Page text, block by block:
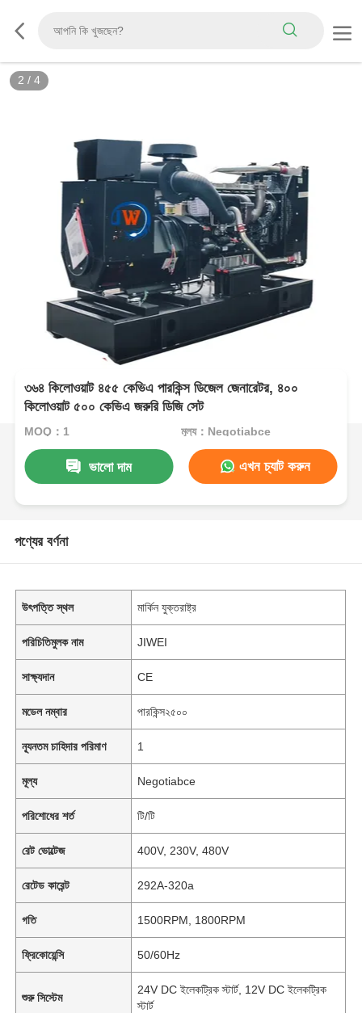
2 / 4
৩৬৪ কিলোওয়াট ৪৫৫ কেভিএ পারকিন্স ডিজেল জেনারেটর, ৪০০
কিলোওয়াট ৫০০ কেভিএ জরুরি ডিজি সেট
MOQ：1 মূল্য：Negotiabce
ভালো দাম এখন চ্যাট করুন
পণ্যের বর্ণনা
উৎপত্তি স্থল মার্কিন যুক্তরাষ্ট্র
পরিচিতিমুলক নাম JIWEI
সাক্ষ্যদান CE
মডেল নম্বার পারকিন্স২৫০০
ন্যূনতম চাহিদার পরিমাণ 1
মূল্য Negotiabce
পরিশোধের শর্ত টি/টি
রেট ভোল্টেজ 400V, 230V, 480V
রেটেড কারেন্ট 292A-320a
গতি 1500RPM, 1800RPM
ফ্রিকোয়েন্সি 50/60Hz
শুরু সিস্টেম
24V DC ইলেকট্রিক স্টার্ট, 12V DC ইলেকট্রিক
স্টার্ট